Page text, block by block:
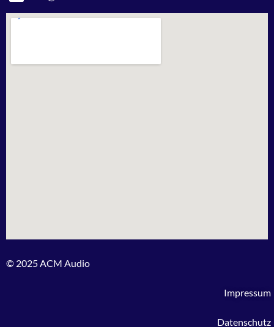
© 2025 ACM Audio
Impressum
Datenschutz